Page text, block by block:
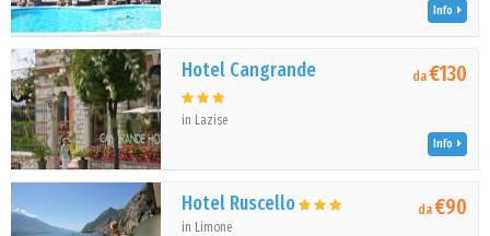
Info
Hotel Cangrande
in Lazise
da€130
Info
Hotel Ruscello
in Limone
da€90